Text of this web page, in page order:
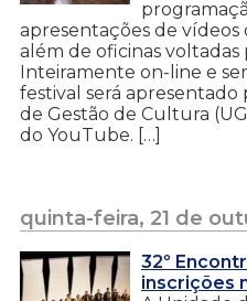
apresentações de vídeos
além de oficinas voltadas
Inteiramente on-line e
festival será apresentado
de Gestão de Cultura
do YouTube. […]
quinta-feira, 21 de
32º
inscrições